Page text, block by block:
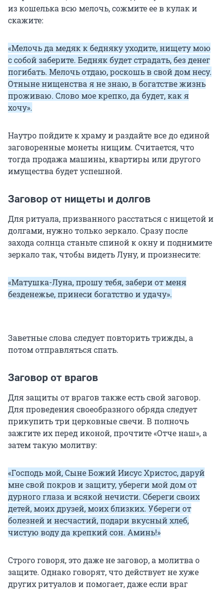
из кошелька всю мелочь, сожмите ее в кулак и
скажите:
«Мелочь да медяк к бедняку уходите, нищету мою
с собой заберите. Бедняк будет страдать, без денег
погибать. Мелочь отдаю, роскошь в свой дом несу.
Отныне нищенства я не знаю, в богатстве жизнь
проживаю. Слово мое крепко, да будет, как я
хочу».
Наутро пойдите к храму и раздайте все до единой
заговоренные монеты нищим. Считается, что
тогда продажа машины, квартиры или другого
имущества будет успешной.
Заговор от нищеты и долгов
Для ритуала, призванного расстаться с нищетой и
долгами, нужно только зеркало. Сразу после
захода солнца станьте спиной к окну и поднимите
зеркало так, чтобы видеть Луну, и произнесите:
«Матушка-Луна, прошу тебя, забери от меня
безденежье, принеси богатство и удачу».
Заветные слова следует повторить трижды, а
потом отправляться спать.
Заговор от врагов
Для защиты от врагов также есть свой заговор.
Для проведения своеобразного обряда следует
прикупить три церковные свечи. В полночь
зажгите их перед иконой, прочтите «Отче наш», а
затем такую молитву:
«Господь мой, Сыне Божий Иисус Христос, даруй
мне свой покров и защиту, убереги мой дом от
дурного глаза и всякой нечисти. Сбереги своих
детей, моих друзей, моих близких. Убереги от
болезней и несчастий, подари вкусный хлеб,
чистую воду да крепкий сон. Аминь!»
Строго говоря, это даже не заговор, а молитва о
защите. Однако говорят, что действует не хуже
других ритуалов и помогает, даже если враг